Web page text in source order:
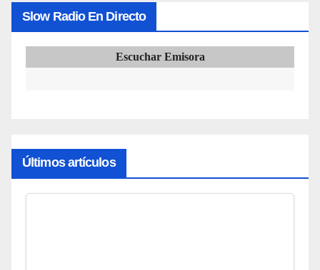
Slow Radio En Directo
Escuchar Emisora
Últimos artículos